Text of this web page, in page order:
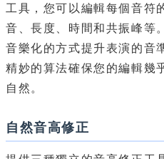
工具，您可以編輯每個音符
音、長度、時間和共振峰等
音樂化的方式提升表演的音
精妙的算法確保您的編輯幾
自然。
自然音高修正